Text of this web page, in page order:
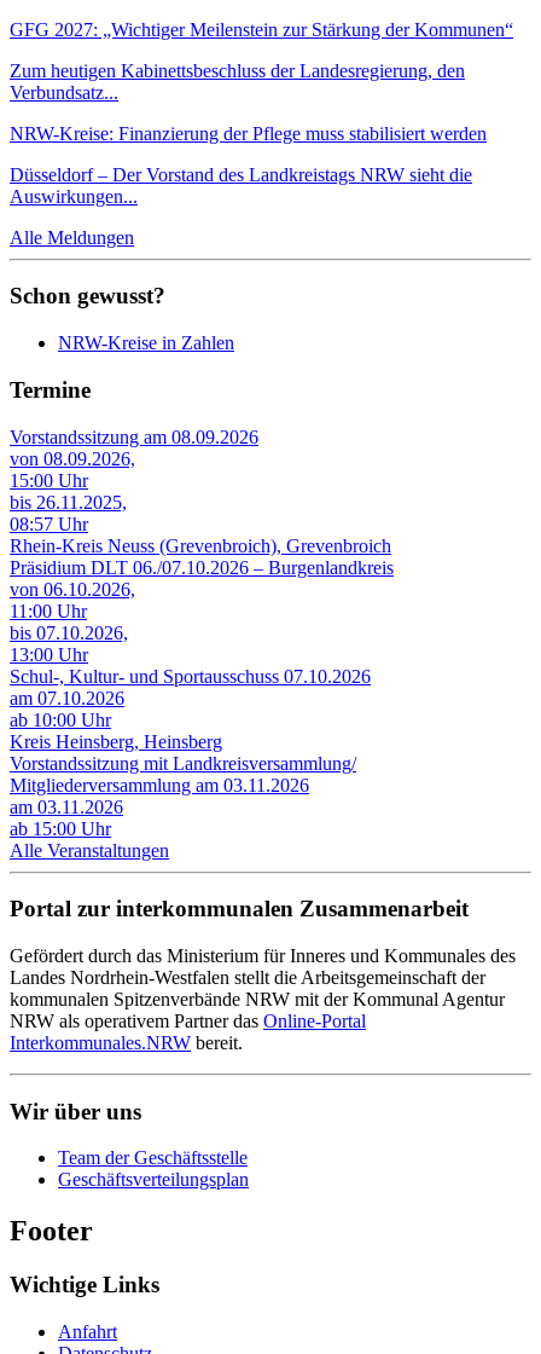
GFG 2027: „Wichtiger Meilenstein zur Stärkung der Kommunen“
Zum heutigen Kabinettsbeschluss der Landesregierung, den
Verbundsatz...
NRW-Kreise: Finanzierung der Pflege muss stabilisiert werden
Düsseldorf – Der Vorstand des Landkreistags NRW sieht die
Auswirkungen...
Alle Meldungen
Schon gewusst?
NRW-Kreise in Zahlen
Termine
Vorstandssitzung am 08.09.2026
von 08.09.2026,
15:00 Uhr
bis 26.11.2025,
08:57 Uhr
Rhein-Kreis Neuss (Grevenbroich), Grevenbroich
Präsidium DLT 06./07.10.2026 – Burgenlandkreis
von 06.10.2026,
11:00 Uhr
bis 07.10.2026,
13:00 Uhr
Schul-, Kultur- und Sportausschuss 07.10.2026
am 07.10.2026
ab 10:00 Uhr
Kreis Heinsberg, Heinsberg
Vorstandssitzung mit Landkreisversammlung/
Mitgliederversammlung am 03.11.2026
am 03.11.2026
ab 15:00 Uhr
Alle Veranstaltungen
Portal zur interkommunalen Zusammenarbeit
Gefördert durch das Ministerium für Inneres und Kommunales des
Landes Nordrhein-Westfalen stellt die Arbeitsgemeinschaft der
kommunalen Spitzenverbände NRW mit der Kommunal Agentur
NRW als operativem Partner das Online-Portal
Interkommunales.NRW bereit.
Wir über uns
Team der Geschäftsstelle
Geschäftsverteilungsplan
Footer
Wichtige Links
Anfahrt